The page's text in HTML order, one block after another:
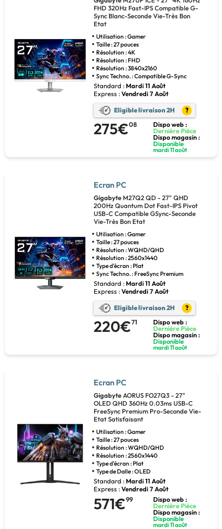
FHD 320Hz Fast-IPS Compatible G-
Sync Blanc-Seconde Vie-Très Bon
Etat
Utilisation : Gamer
Taille : 27 pouces
Résolution : 4K
Résolution : FHD
Résolution : 3840x2160
Sync Techno. : Compatible G-Sync
Standard : Mardi 11 Août
Express :Vendredi 7 Août
Eligible livraison 2H ?
275€08
Dispo web :
Dernière Pièce
Dispo magasin :
Disponible
mardi 11 août
Ecran PC
Gigabyte M27Q2 QD - 27" QHD
200Hz Quantum Dot Fast-IPS Pivot
USB-C Compatible GSync-Seconde
Vie-Très Bon Etat
Utilisation : Gamer
Taille : 27 pouces
Résolution : WQHD/QHD
Résolution : 2560x1440
Type d'écran : Plat
Sync Techno. : FreeSync Premium
Standard : Mardi 11 Août
Express :Vendredi 7 Août
Eligible livraison 2H ?
220€71
Dispo web :
Dernière Pièce
Dispo magasin :
Disponible
mardi 11 août
Ecran PC
Gigabyte AORUS FO27Q3 - 27"
OLED QHD 360Hz 0.03ms USB-C
FreeSync Premium Pro-Seconde Vie-
Etat Satisfaisant
Utilisation : Gamer
Taille : 27 pouces
Résolution : WQHD/QHD
Résolution : 2560x1440
Type d'écran : Plat
Type de Dalle : OLED
Standard : Mardi 11 Août
Express :Vendredi 7 Août
571€99
Dispo web :
Dernière Pièce
Dispo magasin :
Disponible
mardi 11 août